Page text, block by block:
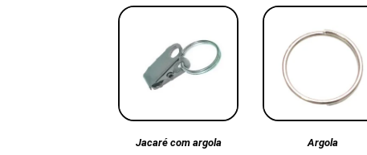
Jacaré com argola
Argola